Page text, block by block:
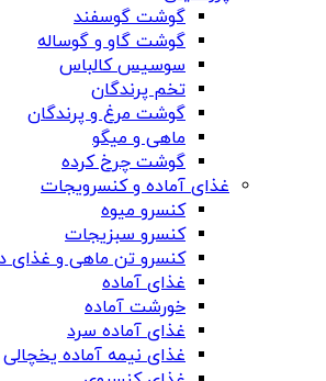
گوشت گوسفند
گوشت گاو و گوساله
سوسیس کالباس
تخم پرندگان
گوشت مرغ و پرندگان
ماهی و میگو
گوشت چرخ کرده
غذای آماده و کنسرویجات
کنسرو میوه
کنسرو سبزیجات
کنسرو تن ماهی و غذای
غذای آماده
خورشت آماده
غذای آماده سرد
غذای نیمه آماده یخچالی